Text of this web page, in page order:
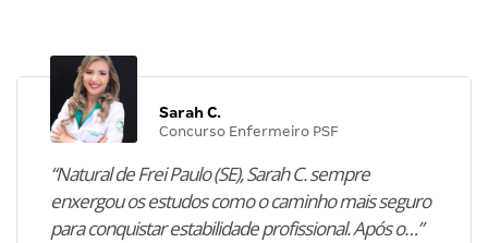
Sarah C.
Concurso Enfermeiro PSF
“Natural de Frei Paulo (SE), Sarah C. sempre
enxergou os estudos como o caminho mais seguro
para conquistar estabilidade profissional. Após o…”